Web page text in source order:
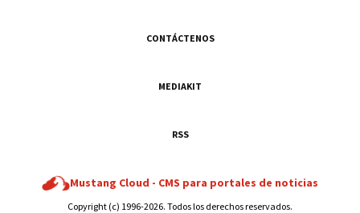
CONTÁCTENOS
MEDIAKIT
RSS
Mustang Cloud - CMS para portales de noticias
Copyright (c) 1996-2026. Todos los derechos reservados.